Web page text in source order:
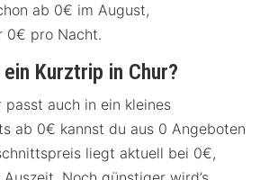
ab 0€ im August,
0€ pro Nacht.
Kurztrip in Chur?
passt auch in ein kleines
ab 0€ kannst du aus 0 Angeboten
liegt aktuell bei 0€,